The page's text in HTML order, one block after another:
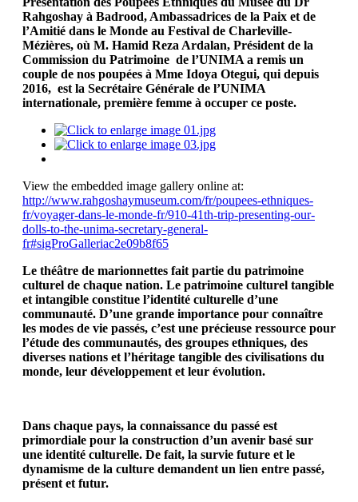
Rahgoshay à Badrood, Ambassadrices de la Paix et de
l’Amitié dans le Monde au Festival de Charleville-
Mézières, où M. Hamid Reza Ardalan, Président de la
Commission du Patrimoine de l’UNIMA a remis un
couple de nos poupées à Mme Idoya Otegui, qui depuis
2016, est la Secrétaire Générale de l’UNIMA
internationale, première femme à occuper ce poste.
View the embedded image gallery online at:
http://www.rahgoshaymuseum.com/fr/poupees-ethniques-
fr/voyager-dans-le-monde-fr/910-41th-trip-presenting-our-
dolls-to-the-unima-secretary-general-
fr#sigProGalleriac2e09b8f65
Le théâtre de marionnettes fait partie du patrimoine
culturel de chaque nation. Le patrimoine culturel tangible
et intangible constitue l’identité culturelle d’une
communauté. D’une grande importance pour connaître
les modes de vie passés, c’est une précieuse ressource pour
l’étude des communautés, des groupes ethniques, des
diverses nations et l’héritage tangible des civilisations du
monde, leur développement et leur évolution.
Dans chaque pays, la connaissance du passé est
primordiale pour la construction d’un avenir basé sur
une identité culturelle. De fait, la survie future et le
dynamisme de la culture demandent un lien entre passé,
présent et futur.